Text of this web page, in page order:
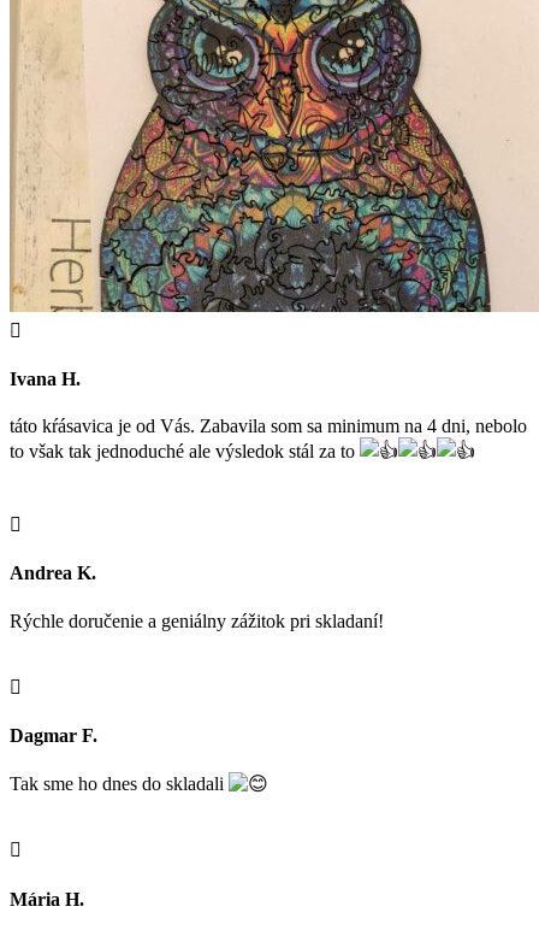

Ivana H.
táto kŕásavica je od Vás. Zabavila som sa minimum na 4 dni, nebolo
to však tak jednoduché ale výsledok stál za to

Andrea K.
Rýchle doručenie a geniálny zážitok pri skladaní!

Dagmar F.
Tak sme ho dnes do skladali

Mária H.